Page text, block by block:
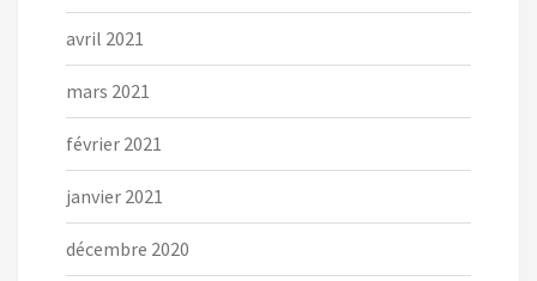
avril 2021
mars 2021
février 2021
janvier 2021
décembre 2020